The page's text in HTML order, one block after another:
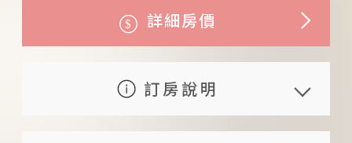
詳細房價
訂房說明
住宿包含早餐：西式早餐（實際餐